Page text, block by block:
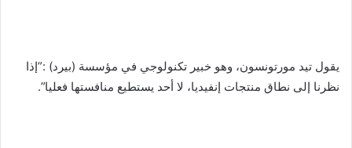
يقول تيد مورتونسون، وهو خبير تكنولوجي في مؤسسة (بيرد) :”إذا
نظرنا إلى نطاق منتجات إنفيديا، لا أحد يستطيع منافستها فعليا”.